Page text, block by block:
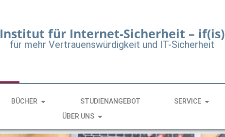
Institut für Internet-Sicherheit – if(is)
für mehr Vertrauenswürdigkeit und IT-Sicherheit
BÜCHER STUDIENANGEBOT SERVICE
ÜBER UNS